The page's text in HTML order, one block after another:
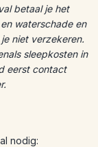
betaal je het
waterschade en
niet verzekeren.
sleepkosten in
eerst contact
nodig: